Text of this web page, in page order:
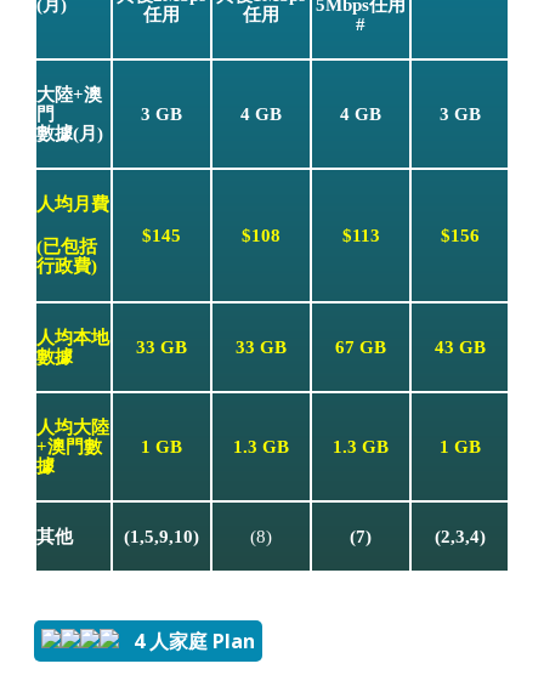
(月)
任用
任用
5Mbps任用
#
大陸+澳
門
數據(月)
3 GB 4 GB 4 GB 3 GB
人均月費
(已包括
行政費)
$145 $108 $113 $156
人均本地
數據
33 GB 33 GB 67 GB 43 GB
人均大陸
+澳門數
據
1 GB 1.3 GB 1.3 GB 1 GB
其他 (1,5,9,10) (8) (7) (2,3,4)
4 人家庭 Plan